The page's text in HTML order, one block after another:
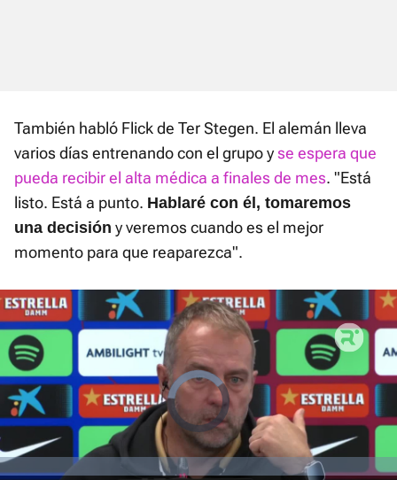
También habló Flick de Ter Stegen. El alemán lleva
varios días entrenando con el grupo yse espera que
pueda recibir el alta médica a finales de mes. "Está
listo. Está a punto. Hablaré con él, tomaremos
una decisión y veremos cuando es el mejor
momento para que reaparezca".
Video
Player
is
loading.
Loaded
: